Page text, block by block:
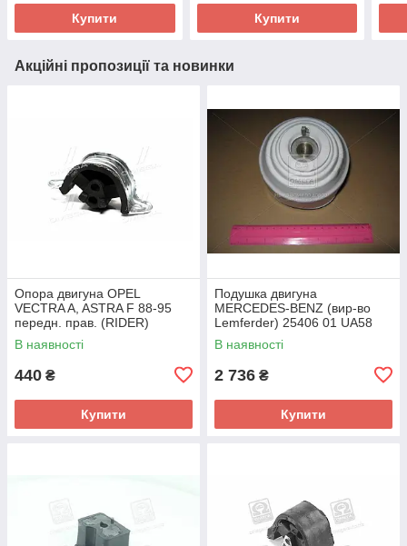
Купити Купити
Акційні пропозиції та новинки
Опора двигуна OPEL
VECTRA A, ASTRA F 88-95
передн. прав. (RIDER)
RD.3438325348 UA58
В наявності
440 ₴
Купити
Подушка двигуна
MERCEDES-BENZ (вир-во
Lemferder) 25406 01 UA58
В наявності
2 736 ₴
Купити